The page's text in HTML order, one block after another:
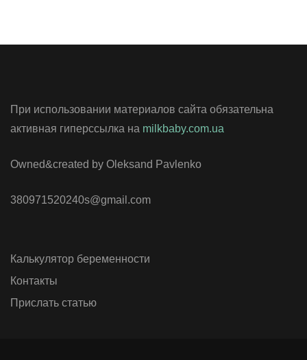
При использовании материалов сайта обязательна
активная гиперссылка на milkbaby.com.ua
Owned&created by Oleksand Pavlenko
380971520240s@gmail.com
Калькулятор беременности
Контакты
Прислать статью